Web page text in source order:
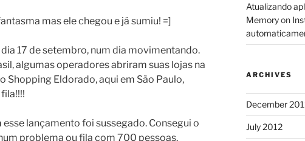
mas ele chegou e já sumiu! =]
17 de setembro, num dia movimentando.
algumas operadores abriram suas lojas na
Shopping Eldorado, aqui em São Paulo,
lançamento foi sussegado. Consegui o
problema ou fila com 700 pessoas.
Atualizando
Memoryon
ARCHIVES
December
July 2012